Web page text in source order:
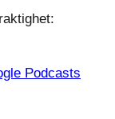
Podcasts